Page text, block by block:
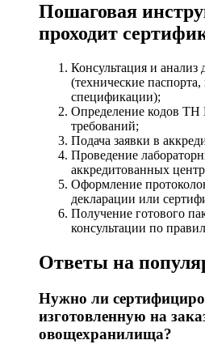
Пошаговая
проходит
Консультация и анализ
(технические
спецификации);
Определение кодов
требований;
Подача заявки в
Проведение
аккредитованных
Оформление
декларации или
Получение готового
консультации по
Ответы на
Нужно ли
изготовленную на
овощехранилища?